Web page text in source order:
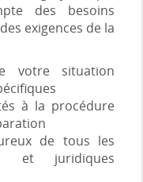
des besoins
exigences de la
votre situation
à la procédure
de tous les
et juridiques